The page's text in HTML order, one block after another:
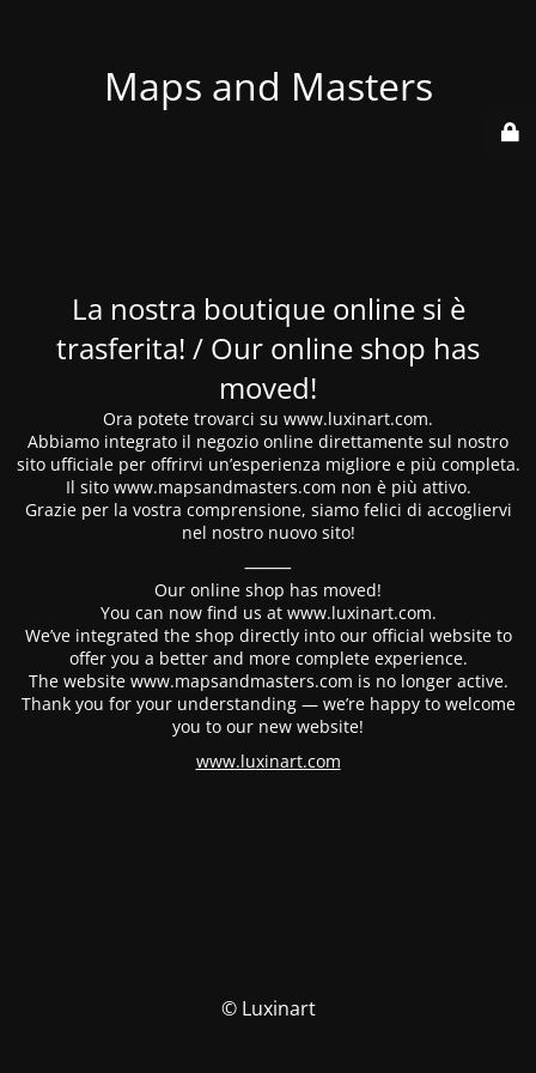
Maps and Masters
La nostra boutique online si è
trasferita! / Our online shop has
moved!
Ora potete trovarci su www.luxinart.com.
Abbiamo integrato il negozio online direttamente sul nostro
sito ufficiale per offrirvi un’esperienza migliore e più completa.
Il sito www.mapsandmasters.com non è più attivo.
Grazie per la vostra comprensione, siamo felici di accogliervi
nel nostro nuovo sito!
⸻
Our online shop has moved!
You can now find us at www.luxinart.com.
We’ve integrated the shop directly into our official website to
offer you a better and more complete experience.
The website www.mapsandmasters.com is no longer active.
Thank you for your understanding — we’re happy to welcome
you to our new website!
www.luxinart.com
© Luxinart